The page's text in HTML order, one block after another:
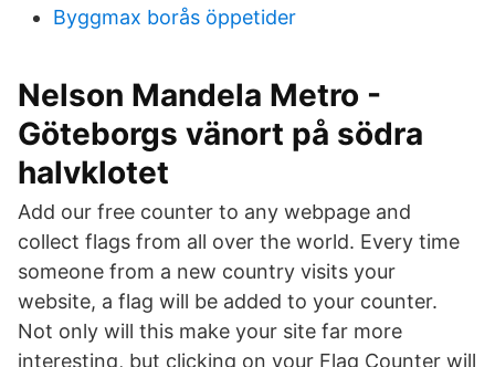
Byggmax borås öppetider
Nelson Mandela Metro -
Göteborgs vänort på södra
halvklotet
Add our free counter to any webpage and
collect flags from all over the world. Every time
someone from a new country visits your
website, a flag will be added to your counter.
Not only will this make your site far more
interesting, but clicking on your Flag Counter will